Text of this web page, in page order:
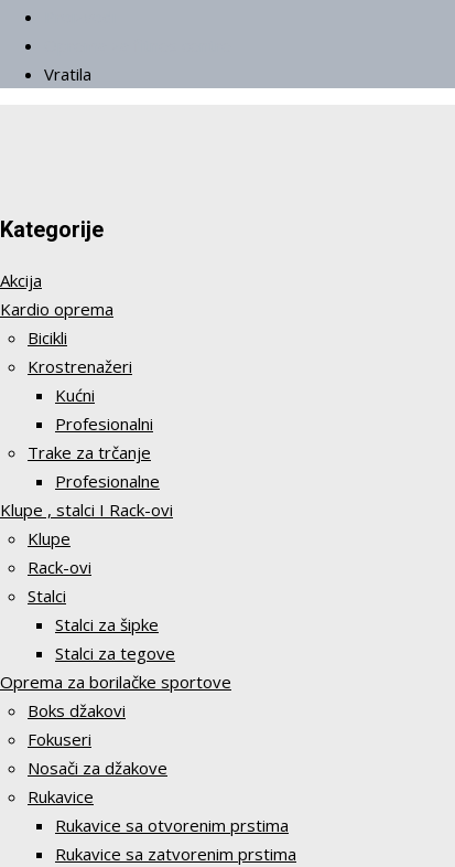
Vratila
Kategorije
Akcija
Kardio oprema
Bicikli
Krostrenažeri
Kućni
Profesionalni
Trake za trčanje
Profesionalne
Klupe , stalci I Rack-ovi
Klupe
Rack-ovi
Stalci
Stalci za šipke
Stalci za tegove
Oprema za borilačke sportove
Boks džakovi
Fokuseri
Nosači za džakove
Rukavice
Rukavice sa otvorenim prstima
Rukavice sa zatvorenim prstima